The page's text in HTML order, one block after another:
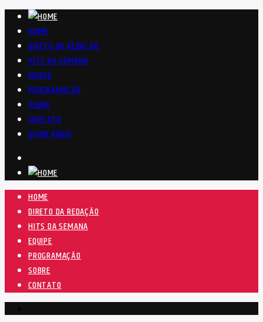
HOME
DIRETO DA REDAÇÃO
HITS DA SEMANA
EQUIPE
PROGRAMAÇÃO
SOBRE
CONTATO
OUVIR RÁDIO
HOME
DIRETO DA REDAÇÃO
HITS DA SEMANA
EQUIPE
PROGRAMAÇÃO
SOBRE
CONTATO